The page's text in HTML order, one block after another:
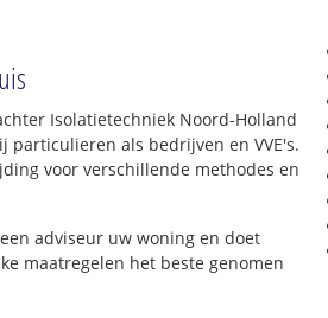
Isolatietechniek Noord-Holland
particulieren als bedrijven en VVE's.
voor verschillende methodes en
adviseur uw woning en doet
maatregelen het beste genomen